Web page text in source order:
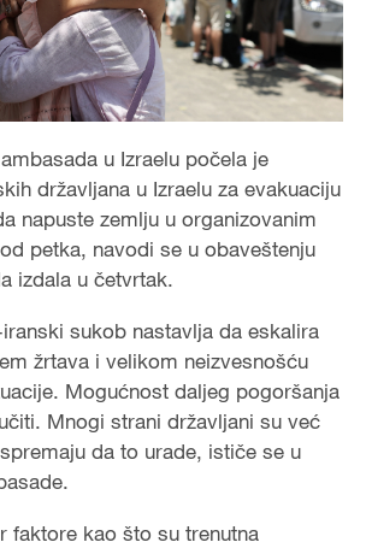
u Izraelu počela je
državljana u Izraelu za evakuaciju
napuste zemlju u organizovanim
petka, navodi se u obaveštenju
izdala u četvrtak.
sukob nastavlja da eskalira
žrtava i velikom neizvesnošću
Mogućnost daljeg pogoršanja
Mnogi strani državljani su već
da to urade, ističe se u
faktore kao što su trenutna